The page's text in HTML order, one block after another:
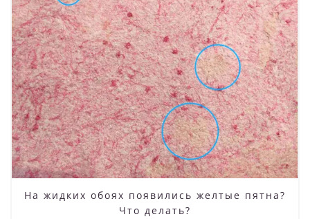
На жидких обоях появились желтые пятна?
Что делать?